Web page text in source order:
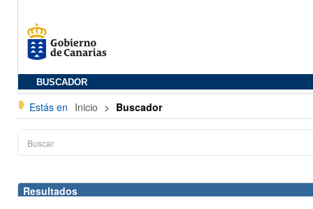
BUSCADOR
Estás en Inicio > Buscador
Resultados